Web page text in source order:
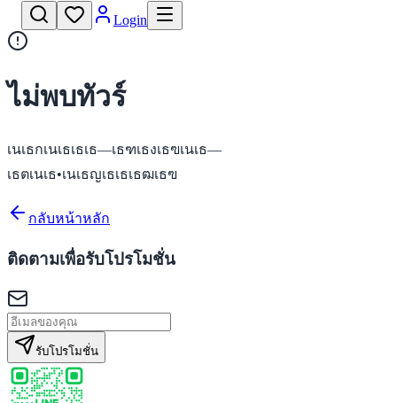
Login
ไม่พบทัวร์
เนเธกเนเธเธเธ—เธฑเธงเธฃเนเธ—
เธตเนเธ•เนเธญเธเธเธฒเธฃ
กลับหน้าหลัก
ติดตามเพื่อรับโปรโมชั่น
รับโปรโมชั่น